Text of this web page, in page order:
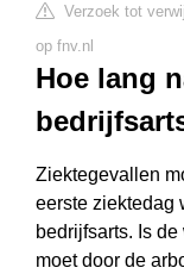
Verzoek tot
op fnv.nl
Hoe lang
Ziektegevallen
eerste ziektedag
bedrijfsarts. Is
moet door de